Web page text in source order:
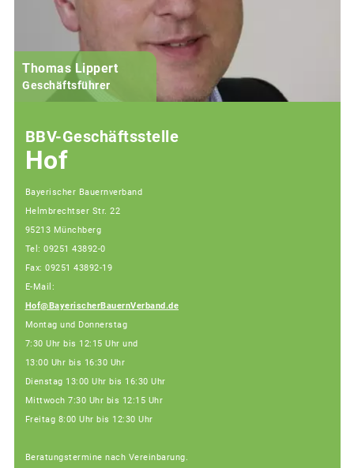
Thomas Lippert
Geschäftsführer
BBV-Geschäftsstelle
Hof
Bayerischer Bauernverband
Helmbrechtser Str. 22
95213 Münchberg
Tel: 09251 43892-0
Fax: 09251 43892-19
E-Mail:
Hof@BayerischerBauernVerband.de
Montag und Donnerstag
7:30 Uhr bis 12:15 Uhr und
13:00 Uhr bis 16:30 Uhr
Dienstag 13:00 Uhr bis 16:30 Uhr
Mittwoch 7:30 Uhr bis 12:15 Uhr
Freitag 8:00 Uhr bis 12:30 Uhr
Beratungstermine nach Vereinbarung.